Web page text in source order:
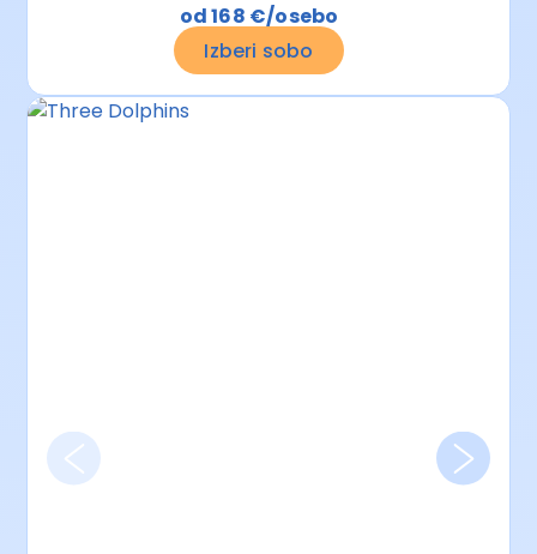
od 168 €/osebo
Izberi sobo